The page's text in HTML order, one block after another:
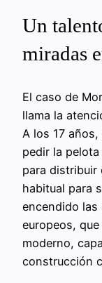
Un
miradas
El caso de
llama la
A los 17
pedir la
para distribuir
habitual para
encendido las
europeos,
moderno,
construcción